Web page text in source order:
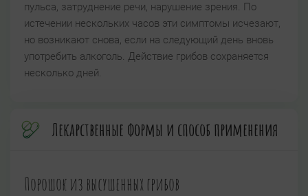
пульса, затруднение речи, нарушение зрения. По
истечении нескольких часов эти симптомы исчезают,
но возникают снова, если на следующий день вновь
употребить алкоголь. Действие грибов сохраняется
несколько дней.
Лекарственные формы и способ применения
Порошок из высушенных грибов